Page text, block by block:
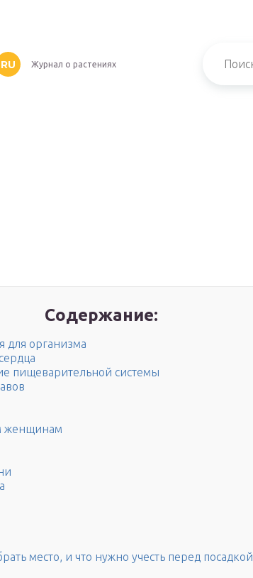
RU Журнал о растениях
Содержание:
для организма
пищеварительной системы
женщинам
место, и что нужно учесть перед посадкой